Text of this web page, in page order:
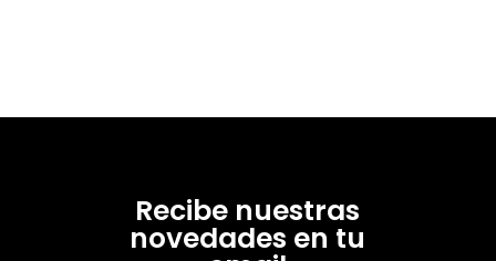
Recibe nuestras
novedades en tu